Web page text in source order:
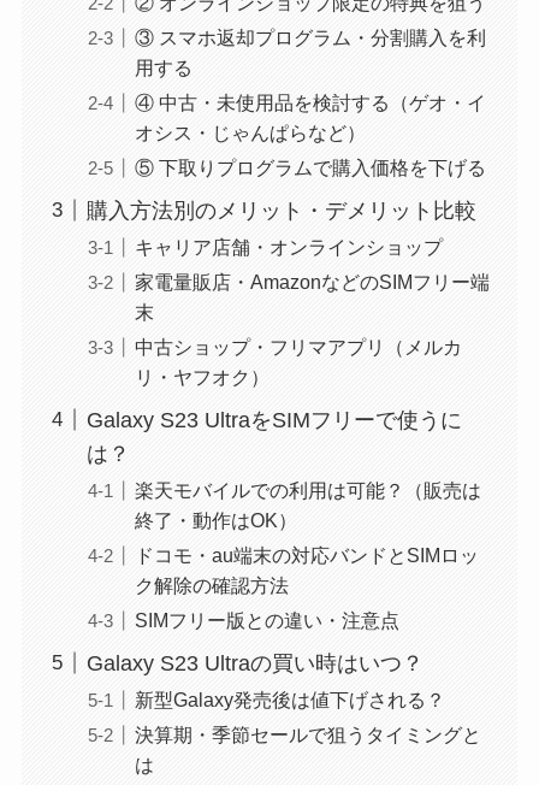
③ スマホ返却プログラム・分割購入を利
用する
④ 中古・未使用品を検討する（ゲオ・イ
オシス・じゃんぱらなど）
⑤ 下取りプログラムで購入価格を下げる
購入方法別のメリット・デメリット比較
キャリア店舗・オンラインショップ
家電量販店・AmazonなどのSIMフリー端
末
中古ショップ・フリマアプリ（メルカ
リ・ヤフオク）
Galaxy S23 UltraをSIMフリーで使うに
は？
楽天モバイルでの利用は可能？（販売は
終了・動作はOK）
ドコモ・au端末の対応バンドとSIMロッ
ク解除の確認方法
SIMフリー版との違い・注意点
Galaxy S23 Ultraの買い時はいつ？
新型Galaxy発売後は値下げされる？
決算期・季節セールで狙うタイミングと
は